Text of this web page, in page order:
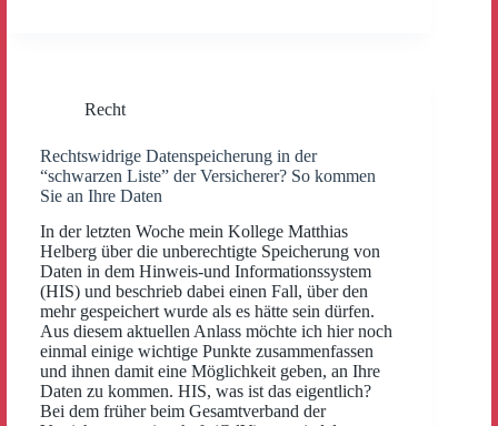
Recht
Rechtswidrige Datenspeicherung in der
“schwarzen Liste” der Versicherer? So kommen
Sie an Ihre Daten
In der letzten Woche mein Kollege Matthias
Helberg über die unberechtigte Speicherung von
Daten in dem Hinweis-und Informationssystem
(HIS) und beschrieb dabei einen Fall, über den
mehr gespeichert wurde als es hätte sein dürfen.
Aus diesem aktuellen Anlass möchte ich hier noch
einmal einige wichtige Punkte zusammenfassen
und ihnen damit eine Möglichkeit geben, an Ihre
Daten zu kommen. HIS, was ist das eigentlich?
Bei dem früher beim Gesamtverband der